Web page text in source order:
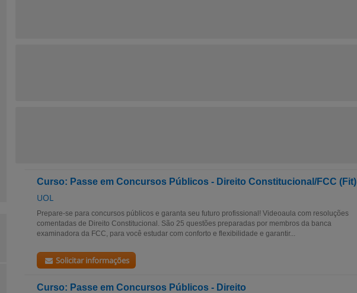
Curso: Passe em Concursos Públicos - Direito Constitucional/FCC (Fit)
UOL
Prepare-se para concursos públicos e garanta seu futuro profissional! Videoaula com resoluções
comentadas de Direito Constitucional. São 25 questões preparadas por membros da banca
examinadora da FCC, para você estudar com conforto e flexibilidade e garantir...
Solicitar informações
Curso: Passe em Concursos Públicos - Direito